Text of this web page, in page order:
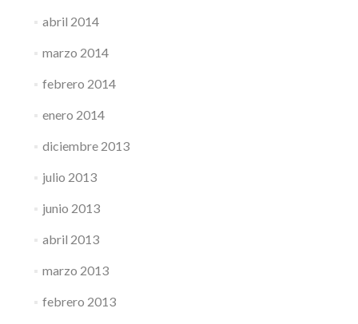
abril 2014
marzo 2014
febrero 2014
enero 2014
diciembre 2013
julio 2013
junio 2013
abril 2013
marzo 2013
febrero 2013